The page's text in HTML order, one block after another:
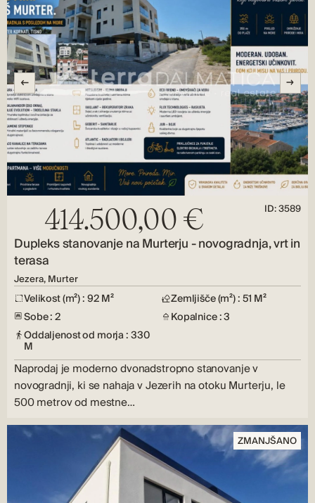
414.500,00 € ID: 3589
Dupleks stanovanje na Murterju - novogradnja, vrt in
terasa
Jezera, Murter
Velikost (m²) : 92 M²
Zemljišče (m²) : 51 M²
Sobe : 2
Kopalnice : 3
Oddaljenost od morja : 330
M
Naprodaj je moderno dvonadstropno stanovanje v
novogradnji, ki se nahaja v Jezerih na otoku Murterju, le
500 metrov od mestne…
ZMANJŠANO